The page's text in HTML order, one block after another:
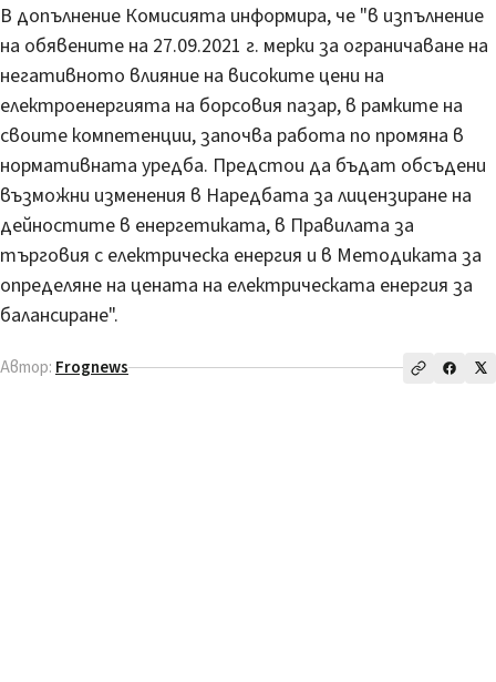
В допълнение Комисията информира, че "в изпълнение
на обявените на 27.09.2021 г. мерки за ограничаване на
негативното влияние на високите цени на
електроенергията на борсовия пазар, в рамките на
своите компетенции, започва работа по промяна в
нормативната уредба. Предстои да бъдат обсъдени
възможни изменения в Наредбата за лицензиране на
дейностите в енергетиката, в Правилата за
търговия с електрическа енергия и в Методиката за
определяне на цената на електрическата енергия за
балансиране".
Автор: Frognews